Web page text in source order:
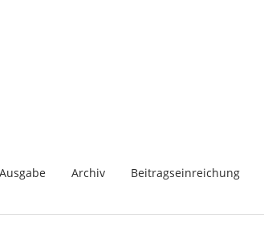
Archiv Beitragseinreichung